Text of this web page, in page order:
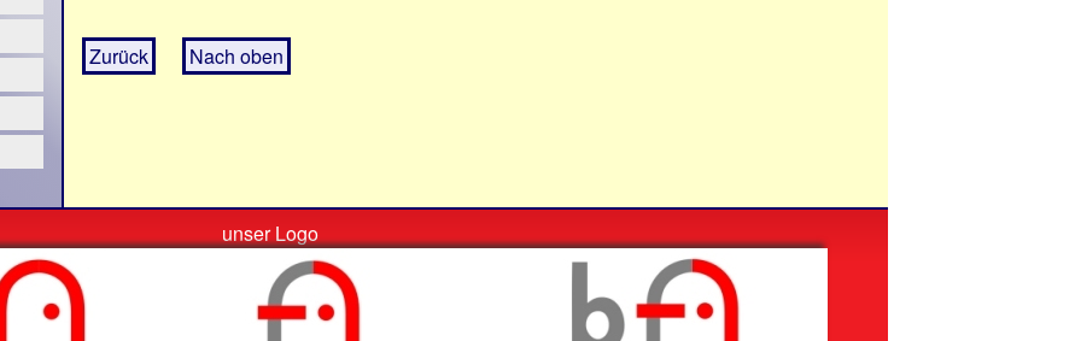
Zurück Nach oben
unser Logo